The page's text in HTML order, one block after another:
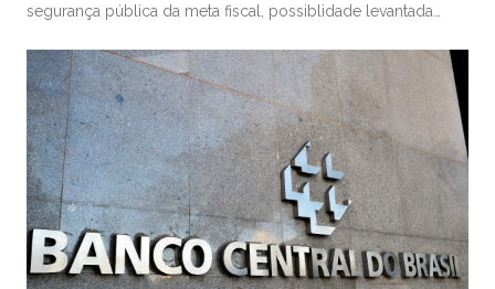
segurança pública da meta fiscal, possiblidade levantada
semana, seria “um erro”, e “desastrosa”, alertou o
economista-chefe e sócio da Warren Investimentos, Felipe
Salto, em participação na TC News. Lewandowski ventilou […]